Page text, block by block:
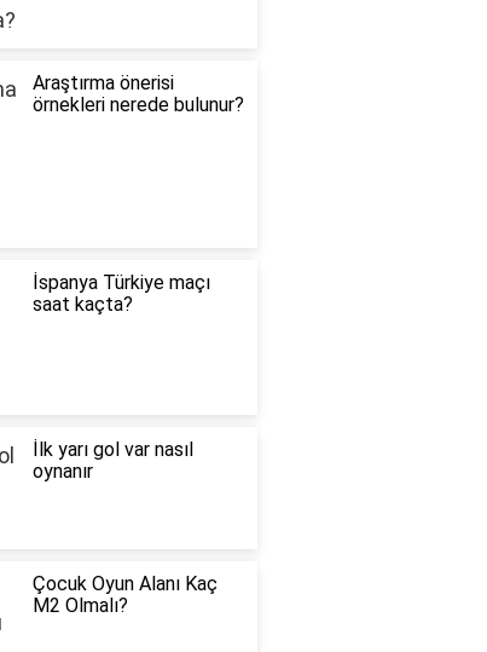
Araştırma önerisi
örnekleri nerede bulunur?
İspanya Türkiye maçı
saat kaçta?
İlk yarı gol var nasıl
oynanır
Çocuk Oyun Alanı Kaç
M2 Olmalı?